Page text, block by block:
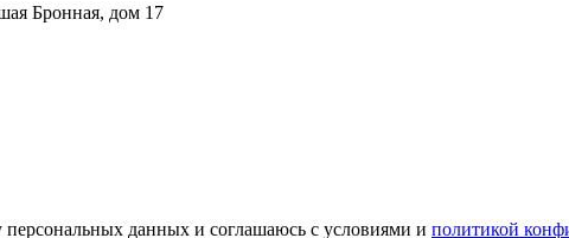
Бронная, дом 17
персональных данных и соглашаюсь с условиями и политикой